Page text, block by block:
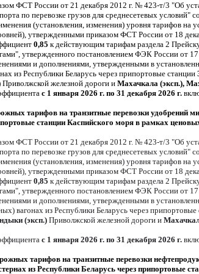
ФСТ России от 21 декабря 2012 г. № 423-т/3 "Об
по перевозке грузов для среднесетевых
(установления, изменения) уровня тарифов на
утвержденными приказом ФСТ России от 18
0,85 к действующим тарифам раздела 2
утвержденного постановлением ФЭК России от
и дополнениями, утвержденными в
из Республики Беларусь через припортовые станции
Приволжской железной дороги и Махачкала (эксп.),
с 1 января 2026 г. по 31 декабря 2026 г.
тарифов на транзитные перевозки
станции Каспийского моря в рамках
ФСТ России от 21 декабря 2012 г. № 423-т/3 "Об
по перевозке грузов для среднесетевых
(установления, изменения) уровня тарифов на
утвержденными приказом ФСТ России от 18
0,85 к действующим тарифам раздела 2
утвержденного постановлением ФЭК России от
и дополнениями, утвержденными в
вагонах из Республики Беларусь через припортовые
(эксп.) Приволжской железной дороги и
с 1 января 2026 г. по 31 декабря 2026 г.
тарифов на транзитные перевозки
из Республики Беларусь через припортовые